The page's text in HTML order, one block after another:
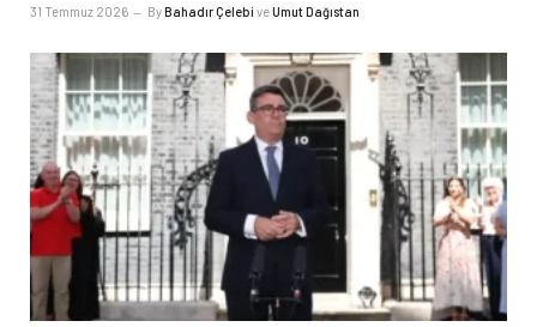
31 Temmuz 2026 ByBahadır Çelebi veUmut Dağıstan